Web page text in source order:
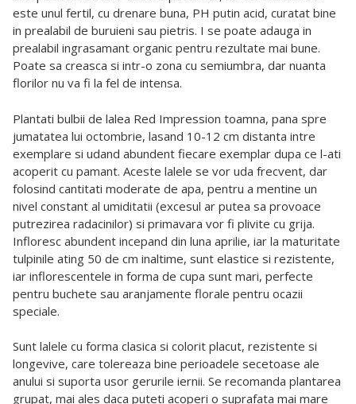
este unul fertil, cu drenare buna, PH putin acid, curatat bine
in prealabil de buruieni sau pietris. I se poate adauga in
prealabil ingrasamant organic pentru rezultate mai bune.
Poate sa creasca si intr-o zona cu semiumbra, dar nuanta
florilor nu va fi la fel de intensa.
Plantati bulbii de lalea Red Impression toamna, pana spre
jumatatea lui octombrie, lasand 10-12 cm distanta intre
exemplare si udand abundent fiecare exemplar dupa ce l-ati
acoperit cu pamant. Aceste lalele se vor uda frecvent, dar
folosind cantitati moderate de apa, pentru a mentine un
nivel constant al umiditatii (excesul ar putea sa provoace
putrezirea radacinilor) si primavara vor fi plivite cu grija.
Infloresc abundent incepand din luna aprilie, iar la maturitate
tulpinile ating 50 de cm inaltime, sunt elastice si rezistente,
iar inflorescentele in forma de cupa sunt mari, perfecte
pentru buchete sau aranjamente florale pentru ocazii
speciale.
Sunt lalele cu forma clasica si colorit placut, rezistente si
longevive, care tolereaza bine perioadele secetoase ale
anului si suporta usor gerurile iernii. Se recomanda plantarea
grupat, mai ales daca puteti acoperi o suprafata mai mare